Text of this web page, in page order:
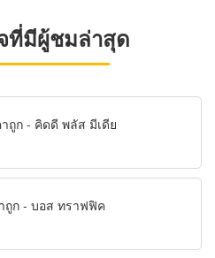
ที่มีผู้ชมล่าสุด
ถูก - คิดดี พลัส มีเดีย
ถูก - บอส ทราฟฟิค